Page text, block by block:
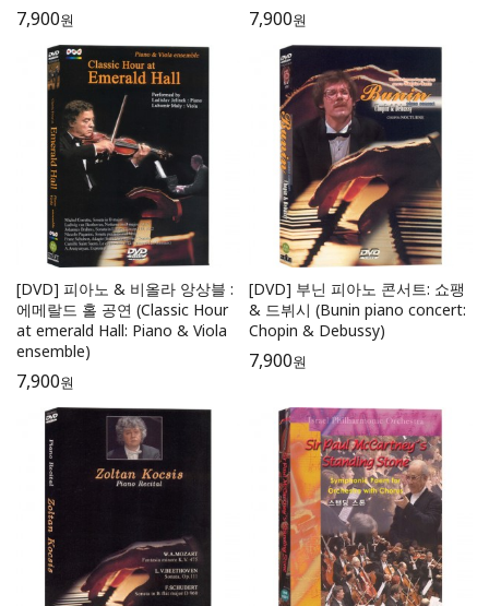
7,900원 7,900원
[DVD] 피아노 & 비올라 앙상블 :
에메랄드 홀 공연 (Classic Hour
at emerald Hall: Piano & Viola
ensemble)
7,900원
[DVD] 부닌 피아노 콘서트: 쇼팽
& 드뷔시 (Bunin piano concert:
Chopin & Debussy)
7,900원